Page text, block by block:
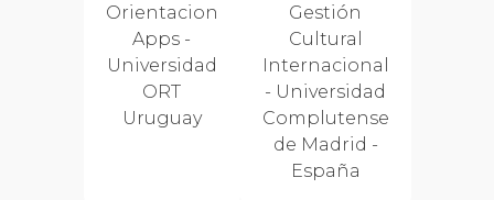
Orientacion
Apps -
Universidad
ORT
Uruguay
Gestión
Cultural
Internacional
- Universidad
Complutense
de Madrid -
España